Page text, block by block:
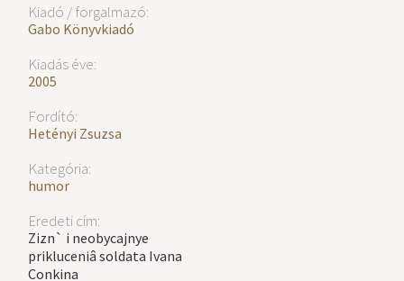
Kiadó / forgalmazó:
Gabo Könyvkiadó
Kiadás éve:
2005
Fordító:
Hetényi Zsuzsa
Kategória:
humor
Eredeti cím:
Zizn` i neobycajnye
prikluceniâ soldata Ivana
Conkina